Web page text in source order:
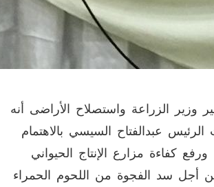
وزير الزراعة واستصلاح الأراضى أنه
الرئيس عبدالفتاح السيسي بالاهتمام
ورفع كفاءة مزارع الإنتاج الحيواني
من أجل سد الفجوة من اللحوم الحمراء